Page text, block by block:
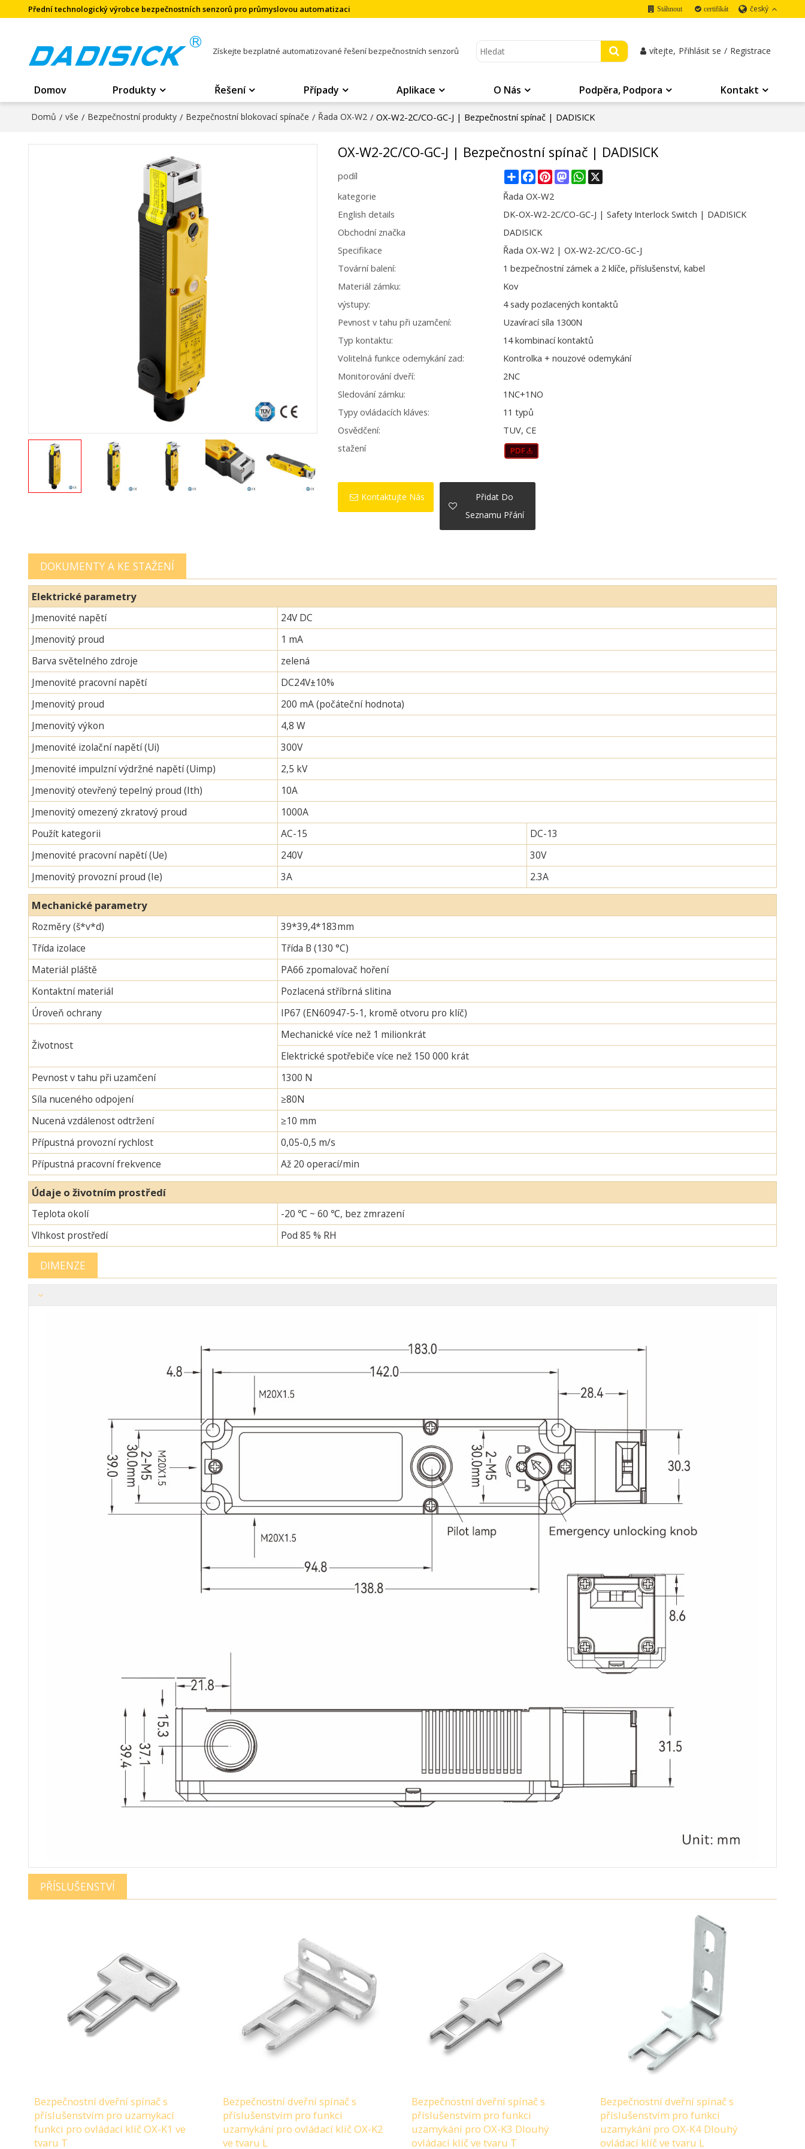
Přední technologický výrobce bezpečnostních senzorů pro průmyslovou automatizaci Stáhnout certifikát český
Získejte bezplatné automatizované řešení bezpečnostních senzorů vítejte, Přihlásit se / Registrace
Domov Produkty Řešení Případy Aplikace O Nás Podpěra, Podpora Kontakt
Domů / vše / Bezpečnostní produkty / Bezpečnostní blokovací spínače / Řada OX-W2 / OX-W2-2C/CO-GC-J | Bezpečnostní spínač | DADISICK
OX-W2-2C/CO-GC-J | Bezpečnostní spínač | DADISICK
podíl ShareFacebook
PinterestMastodonWhatsApp
kategorie
Řada OX-W2
English details
DK-OX-W2-2C/CO-GC-J | Safety Interlock Switch | DADISICK
Obchodní značka
DADISICK
Specifikace
Řada OX-W2 | OX-W2-2C/CO-GC-J
Tovární balení:
1 bezpečnostní zámek a 2 klíče, příslušenství, kabel
Materiál zámku:
Kov
výstupy:
4 sady pozlacených kontaktů
Pevnost v tahu při uzamčení:
Uzavírací síla 1300N
Typ kontaktu:
14 kombinací kontaktů
Volitelná funkce odemykání zad:
Kontrolka + nouzové odemykání
Monitorování dveří:
2NC
Sledování zámku:
1NC+1NO
Typy ovládacích kláves:
11 typů
Osvědčení:
TUV, CE
stažení
Kontaktujte Nás
Přidat Do
Seznamu Přání
DOKUMENTY A KE STAŽENÍ
Elektrické parametry
Jmenovité napětí
24V DC
Jmenovitý proud
1 mA
Barva světelného zdroje
zelená
Jmenovité pracovní napětí
DC24V±10%
Jmenovitý proud
200 mA (počáteční hodnota)
Jmenovitý výkon
4,8 W
Jmenovité izolační napětí (Ui)
300V
Jmenovité impulzní výdržné napětí (Uimp)
2,5 kV
Jmenovitý otevřený tepelný proud (Ith)
10A
Jmenovitý omezený zkratový proud
1000A
Použít kategorii
AC-15
DC-13
Jmenovité pracovní napětí (Ue)
240V
30V
Jmenovitý provozní proud (Ie)
3A 2.3A
Mechanické parametry
Rozměry (š*v*d)
39*39,4*183mm
Třída izolace
Třída B (130 °C)
Materiál pláště
PA66 zpomalovač hoření
Kontaktní materiál
Pozlacená stříbrná slitina
Úroveň ochrany
IP67 (EN60947-5-1, kromě otvoru pro klíč)
Životnost
Mechanické více než 1 milionkrát
Elektrické spotřebiče více než 150 000 krát
Pevnost v tahu při uzamčení
1300 N
Síla nuceného odpojení
≥80N
Nucená vzdálenost odtržení
≥10 mm
Přípustná provozní rychlost
0,05-0,5 m/s
Přípustná pracovní frekvence
Až 20 operací/min
Údaje o životním prostředí
Teplota okolí
-20 ℃ ~ 60 ℃, bez zmrazení
Vlhkost prostředí
Pod 85 % RH
DIMENZE
PŘÍSLUŠENSTVÍ
Bezpečnostní dveřní spínač s
příslušenstvím pro uzamykací
funkci pro ovládací klíč OX-K1 ve
tvaru T
Bezpečnostní dveřní spínač s
příslušenstvím pro funkci
uzamykání pro ovládací klíč OX-K2
ve tvaru L
Bezpečnostní dveřní spínač s
příslušenstvím pro funkci
uzamykání pro OX-K3 Dlouhý
ovládací klíč ve tvaru T
Bezpečnostní dveřní spínač s
příslušenstvím pro funkci
uzamykání pro OX-K4 Dlouhý
ovládací klíč ve tvaru L